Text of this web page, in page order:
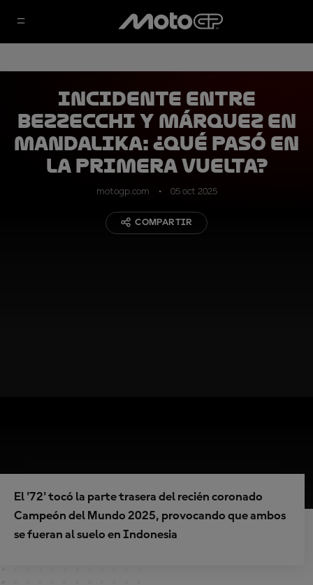
Incidente entre
Bezzecchi y Márquez en
Mandalika: ¿qué pasó en
la primera vuelta?
motogp.com 05 oct 2025
COMPARTIR
El '72' tocó la parte trasera del recién coronado
Campeón del Mundo 2025, provocando que ambos
se fueran al suelo en Indonesia